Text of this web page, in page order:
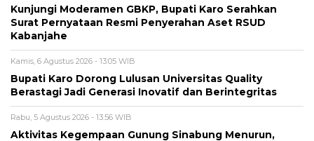
Kunjungi Moderamen GBKP, Bupati Karo Serahkan
Surat Pernyataan Resmi Penyerahan Aset RSUD
Kabanjahe
Kamis, 6 Agustus 2026 - 13:05 WIB
Bupati Karo Dorong Lulusan Universitas Quality
Berastagi Jadi Generasi Inovatif dan Berintegritas
Rabu, 5 Agustus 2026 - 13:56 WIB
Aktivitas Kegempaan Gunung Sinabung Menurun,